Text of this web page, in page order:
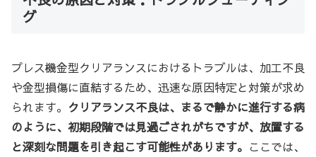
グ
プレス機金型クリアランスにおけるトラブルは、加工不良
や金型損傷に直結するため、迅速な原因特定と対策が求め
られます。 クリアランス不良は、まるで静かに進行する病
のように、初期段階では見過ごされがちですが、放置する
と深刻な問題を引き起こす可能性があります。 ここでは、